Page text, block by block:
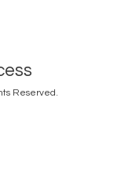
Reserved.